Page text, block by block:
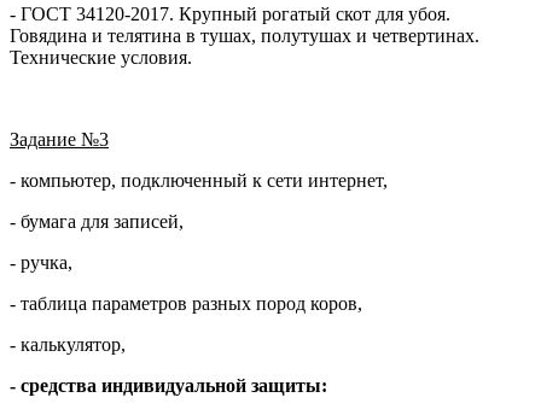
- ГОСТ 34120-2017. Крупный рогатый скот для убоя.
Говядина и телятина в тушах, полутушах и четвертинах.
Технические условия.
Задание №3
- компьютер, подключенный к сети интернет,
- бумага для записей,
- ручка,
- таблица параметров разных пород коров,
- калькулятор,
- средства индивидуальной защиты: